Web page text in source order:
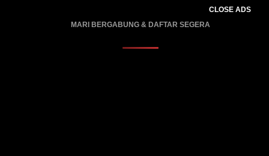
CLOSE ADS
MARI BERGABUNG & DAFTAR SEGERA